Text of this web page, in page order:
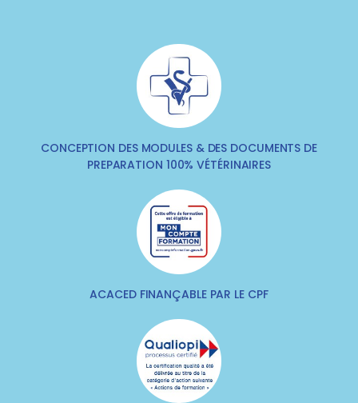
CONCEPTION DES MODULES & DES DOCUMENTS DE
PREPARATION 100% VÉTÉRINAIRES
ACACED FINANÇABLE PAR LE CPF